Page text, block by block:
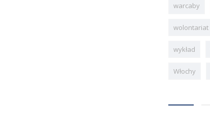
warcaby
wolontariat
wykład
Włochy